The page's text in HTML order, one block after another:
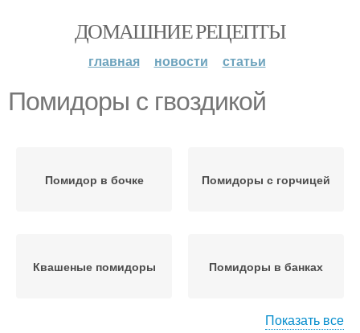
ДОМАШНИЕ РЕЦЕПТЫ
главная новости статьи
Помидоры с гвоздикой
Помидор в бочке Помидоры с горчицей
Квашеные помидоры Помидоры в банках
Показать все